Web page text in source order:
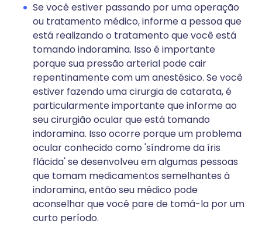
Se você estiver passando por uma operação
ou tratamento médico, informe a pessoa que
está realizando o tratamento que você está
tomando indoramina. Isso é importante
porque sua pressão arterial pode cair
repentinamente com um anestésico. Se você
estiver fazendo uma cirurgia de catarata, é
particularmente importante que informe ao
seu cirurgião ocular que está tomando
indoramina. Isso ocorre porque um problema
ocular conhecido como 'síndrome da íris
flácida' se desenvolveu em algumas pessoas
que tomam medicamentos semelhantes à
indoramina, então seu médico pode
aconselhar que você pare de tomá-la por um
curto período.